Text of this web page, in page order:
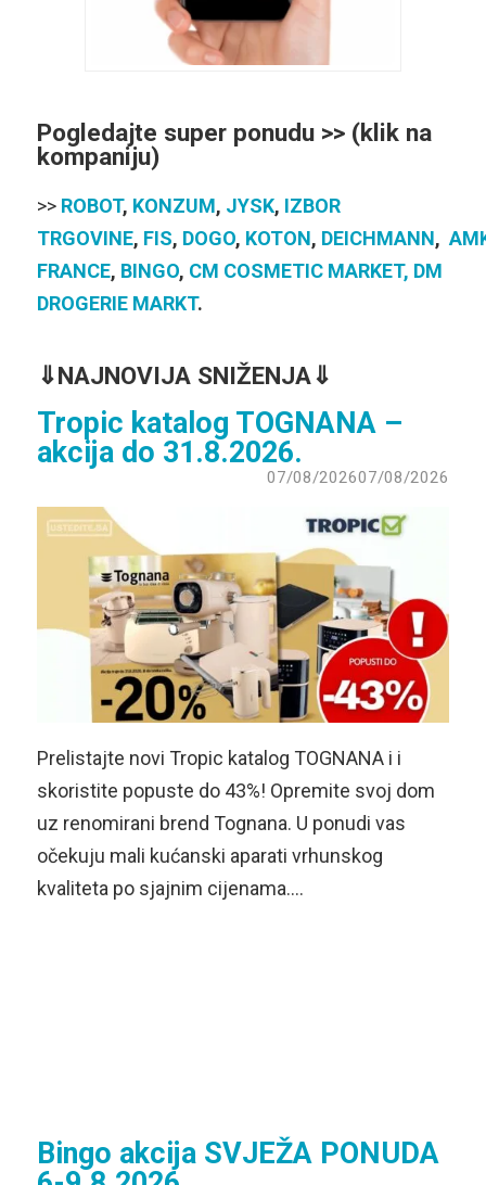
Pogledajte super ponudu >> (klik na
kompaniju)
>> ROBOT, KONZUM, JYSK, IZBOR
TRGOVINE, FIS, DOGO, KOTON, DEICHMANN,
FRANCE, BINGO, CM COSMETIC MARKET, DM
DROGERIE MARKT.
⇓NAJNOVIJA SNIŽENJA⇓
Tropic katalog TOGNANA –
akcija do 31.8.2026.
07/08/202607/08/2026
Prelistajte novi Tropic katalog TOGNANA i i
skoristite popuste do 43%! Opremite svoj dom
uz renomirani brend Tognana. U ponudi vas
očekuju mali kućanski aparati vrhunskog
kvaliteta po sjajnim cijenama….
Bingo akcija SVJEŽA PONUDA